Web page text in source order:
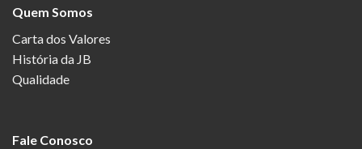
Quem Somos
Carta dos Valores
História da JB
Qualidade
Fale Conosco